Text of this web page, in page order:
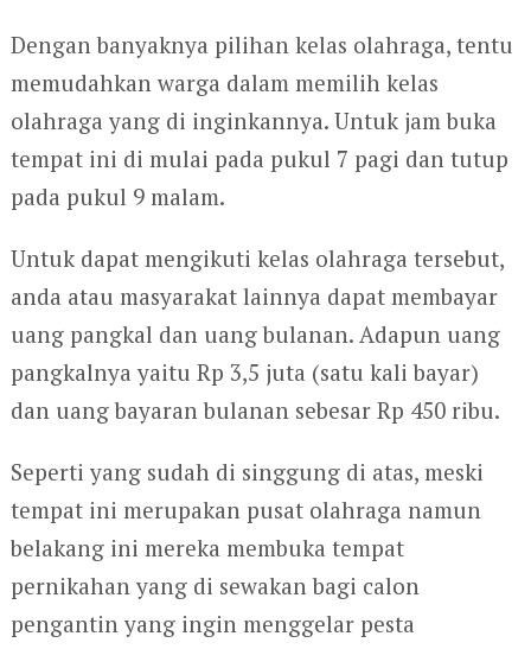
Dengan banyaknya pilihan kelas olahraga, tentu
memudahkan warga dalam memilih kelas
olahraga yang di inginkannya. Untuk jam buka
tempat ini di mulai pada pukul 7 pagi dan tutup
pada pukul 9 malam.
Untuk dapat mengikuti kelas olahraga tersebut,
anda atau masyarakat lainnya dapat membayar
uang pangkal dan uang bulanan. Adapun uang
pangkalnya yaitu Rp 3,5 juta (satu kali bayar)
dan uang bayaran bulanan sebesar Rp 450 ribu.
Seperti yang sudah di singgung di atas, meski
tempat ini merupakan pusat olahraga namun
belakang ini mereka membuka tempat
pernikahan yang di sewakan bagi calon
pengantin yang ingin menggelar pesta